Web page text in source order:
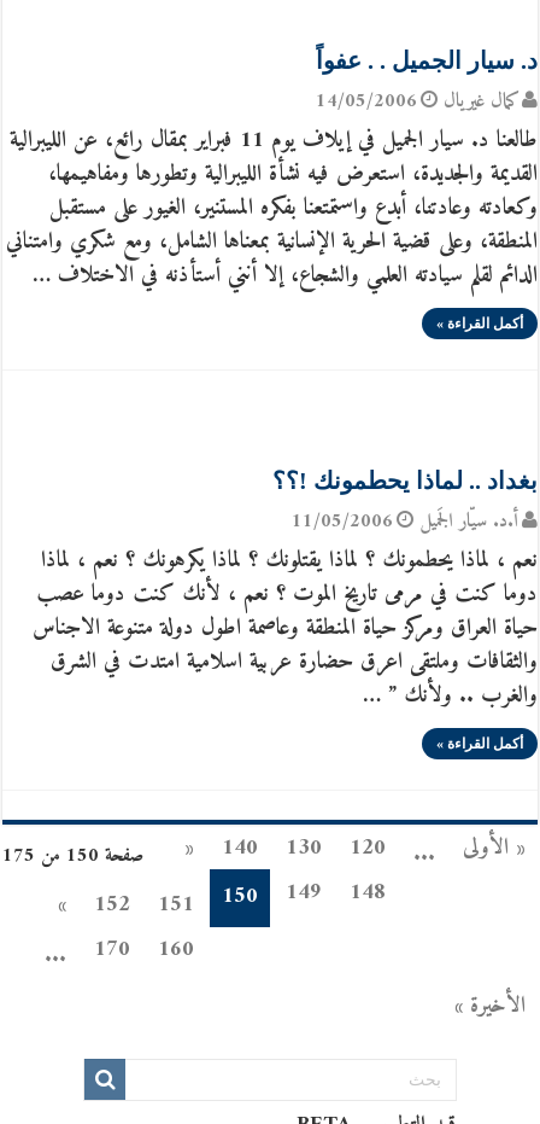
د. سيار الجميل . . عفواً
كمال غيريال 14/05/2006
طالعنا د. سيار الجميل في إيلاف يوم 11 فبراير بمقال رائع، عن الليبرالية
القديمة والجديدة، استعرض فيه نشأة الليبرالية وتطورها ومفاهيمها،
وكعادته وعادتنا، أبدع واستمتعنا بفكره المستنير، الغيور على مستقبل
المنطقة، وعلى قضية الحرية الإنسانية بمعناها الشامل، ومع شكري وامتناني
الدائم لقلم سيادته العلمي والشجاع، إلا أنني أستأذنه في الاختلاف …
أكمل القراءة »
بغداد .. لماذا يحطمونك !؟؟
أ.د. سيّار الجَميل 11/05/2006
نعم ، لماذا يحطمونك ؟ لماذا يقتلونك ؟ لماذا يكرهونك ؟ نعم ، لماذا
دوما كنت في مرمى تاريخ الموت ؟ نعم ، لأنك كنت دوما عصب
حياة العراق ومركز حياة المنطقة وعاصمة اطول دولة متنوعة الاجناس
والثقافات وملتقى اعرق حضارة عربية اسلامية امتدت في الشرق
والغرب .. ولأنك ” …
أكمل القراءة »
صفحة 150 من 175 « الأولى ...
120
130
140
«
148
149
150
151
152
»
160
170
...
الأخيرة »